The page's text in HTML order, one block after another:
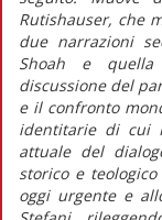
Rutishauser, che
due narrazioni
Shoah e quella
discussione del
e il confronto
identitarie di cui
attuale del
storico e
oggi urgente e